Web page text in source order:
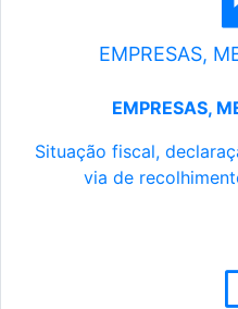
EMPRESAS,
EMPRESAS,
Situação fiscal,
via de